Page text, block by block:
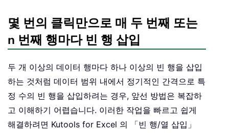
몇 번의 클릭만으로 매 두 번째 또는
n 번째 행마다 빈 행 삽입
두 개 이상의 데이터 행마다 하나 이상의 빈 행을 삽입
하는 것처럼 데이터 범위 내에서 정기적인 간격으로 특
정 수의 빈 행을 삽입하려는 경우, 앞선 방법은 복잡하
고 이해하기 어렵습니다. 이러한 작업을 빠르고 쉽게
해결하려면 Kutools for Excel 의 「빈 행/열 삽입」